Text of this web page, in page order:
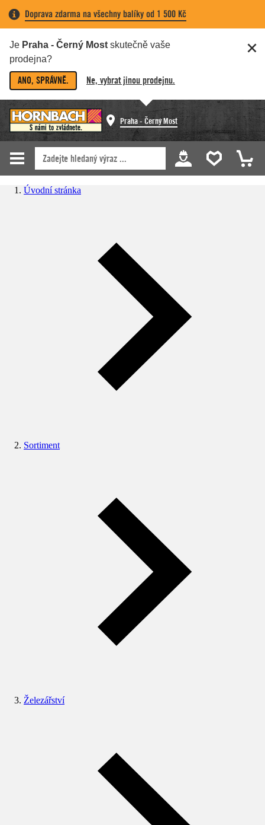
Doprava zdarma na všechny balíky od 1 500 Kč
Je Praha - Černý Most skutečně vaše
prodejna?
ANO, SPRÁVNĚ. Ne, vybrat jinou prodejnu.
Praha - Černý Most
Úvodní stránka
Sortiment
Železářství